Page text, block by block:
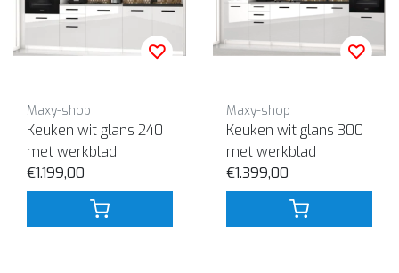
Maxy-shop
Keuken wit glans 240
met werkblad
€1.199,00
Maxy-shop
Keuken wit glans 300
met werkblad
€1.399,00